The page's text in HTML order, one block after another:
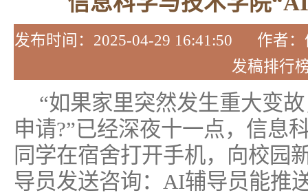
发布时间：2025-04-29 16:41:50 作者
发稿排行
“如果家里突然发生重大变
申请?”已经深夜十一点，信息
同学在宿舍打开手机，向校园
导员发送咨询：AI辅导员能推